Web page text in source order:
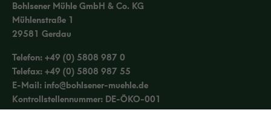
Bohlsener Mühle GmbH & Co. KG
Mühlenstraße 1
29581 Gerdau
Telefon: +49 (0) 5808 987 0
Telefax: +49 (0) 5808 987 55
E-Mail: info@bohlsener-muehle.de
Kontrollstellennummer: DE-ÖKO-001